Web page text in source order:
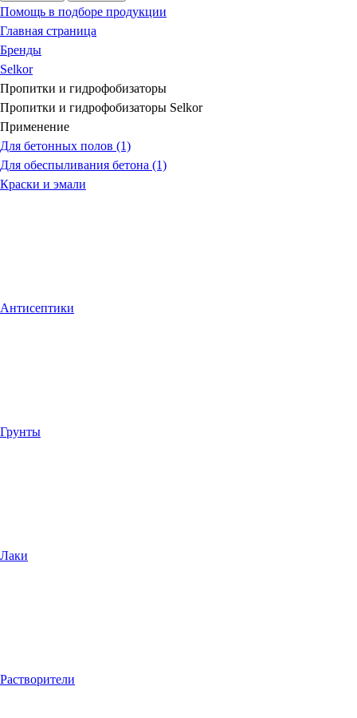
Помощь в подборе продукции
Главная страница
Бренды
Selkor
Пропитки и гидрофобизаторы
Пропитки и гидрофобизаторы Selkor
Применение
Для бетонных полов (1)
Для обеспыливания бетона (1)
Краски и эмали
Антисептики
Грунты
Лаки
Растворители